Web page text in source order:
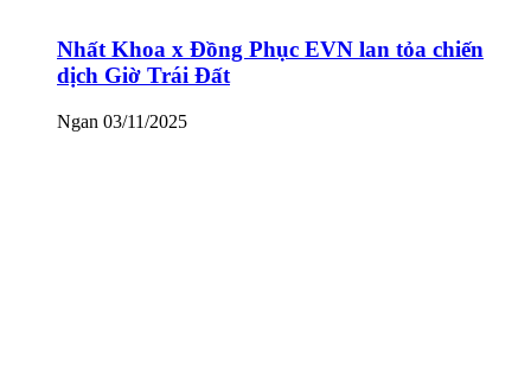
Nhất Khoa x Đồng Phục EVN lan tỏa chiến
dịch Giờ Trái Đất
Ngan 03/11/2025